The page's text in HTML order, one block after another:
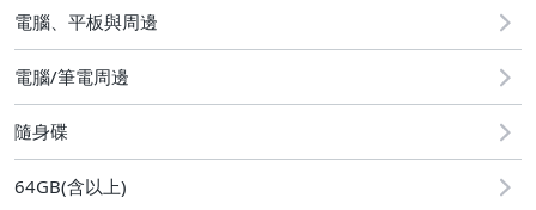
手機、配件與通訊
居家、家具與園藝
玩具、模型與公仔
電腦、平板與周邊
電腦/筆電周邊
隨身碟
64GB(含以上)